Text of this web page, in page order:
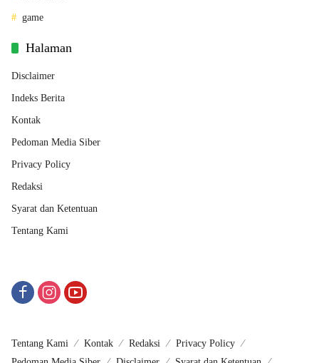
game
Halaman
Disclaimer
Indeks Berita
Kontak
Pedoman Media Siber
Privacy Policy
Redaksi
Syarat dan Ketentuan
Tentang Kami
Tentang Kami Kontak Redaksi
Privacy Policy